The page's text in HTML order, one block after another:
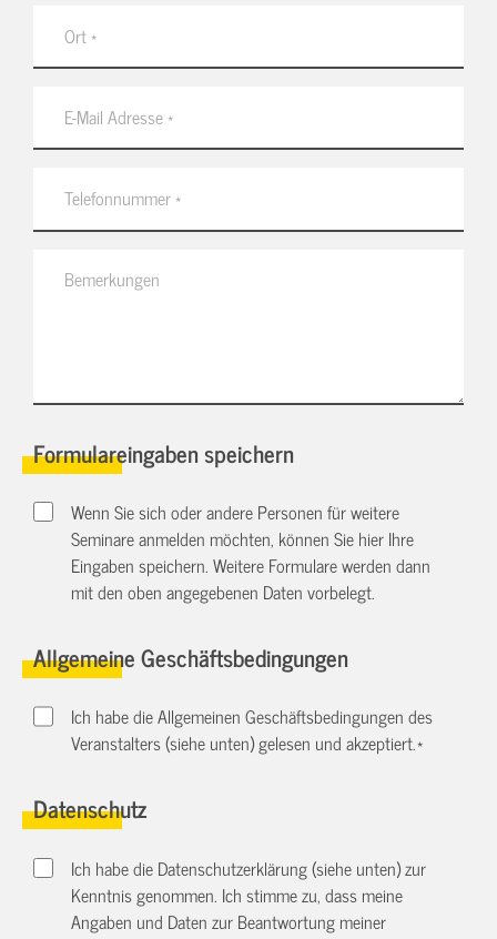
Formulareingaben speichern
Wenn Sie sich oder andere Personen für weitere
Seminare anmelden möchten, können Sie hier Ihre
Eingaben speichern. Weitere Formulare werden dann
mit den oben angegebenen Daten vorbelegt.
Allgemeine Geschäftsbedingungen
Ich habe die Allgemeinen Geschäftsbedingungen des
Veranstalters (siehe unten) gelesen und akzeptiert.*
Datenschutz
Ich habe die Datenschutzerklärung (siehe unten) zur
Kenntnis genommen. Ich stimme zu, dass meine
Angaben und Daten zur Beantwortung meiner